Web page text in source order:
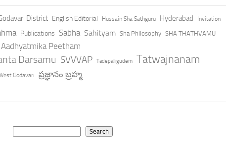
District English Editorial Hussain Sha Sathguru Hyderabad Invitation
Publications Sabha Sahityam Sha Philosophy SHA THATHVAMU
Peetham
Darsamu SVVVAP Tadepalligudem Tatwajnanam
Godavari ప్రజ్ఞానం బ్రహ్మ
Search